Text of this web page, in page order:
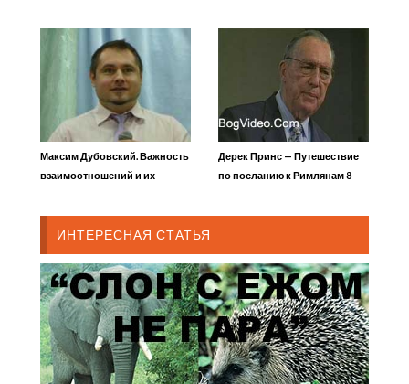
Максим Дубовский. Важность
взаимоотношений и их
Дерек Принс — Путешествие
по посланию к Римлянам 8
ИНТЕРЕСНАЯ СТАТЬЯ